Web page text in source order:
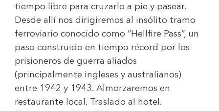
tiempo libre para cruzarlo a pie y pasear.
Desde allí nos dirigiremos al insólito tramo
ferroviario conocido como “Hellfire Pass”, un
paso construido en tiempo récord por los
prisioneros de guerra aliados
(principalmente ingleses y australianos)
entre 1942 y 1943. Almorzaremos en
restaurante local. Traslado al hotel.